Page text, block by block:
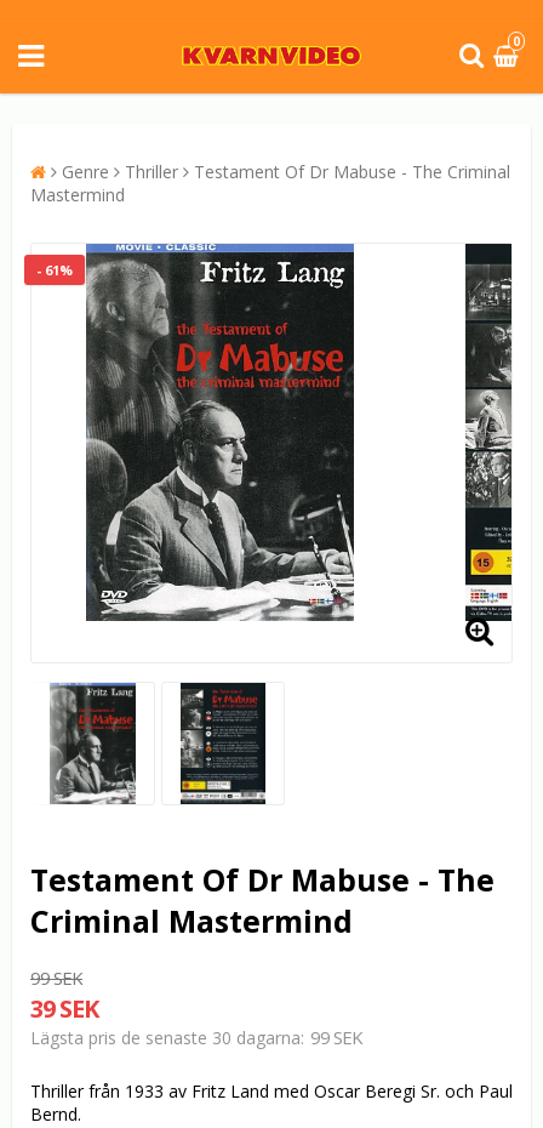
0
Genre Thriller
Testament Of Dr Mabuse - The Criminal
Mastermind
- 61%
Testament Of Dr Mabuse - The
Criminal Mastermind
99 SEK
39 SEK
Lägsta pris de senaste 30 dagarna 99 SEK
Thriller från 1933 av Fritz Land med Oscar Beregi Sr. och Paul
Bernd.